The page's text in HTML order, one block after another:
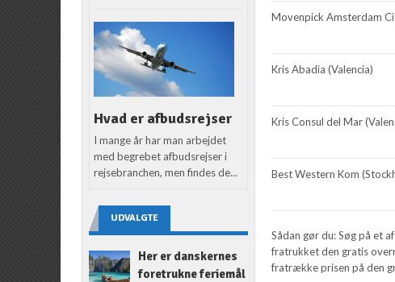
Movenpick Amsterdam
Kris Abadia (Valencia)
Kris Consul del Mar
Best Western Kom
Sådan gør du: Søg på et
fratrukket den gratis
fratrække prisen på den
Hvad er afbudsrejser
I mange år har man arbejdet
med begrebet afbudsrejser i
rejsebranchen, men findes de...
UDVALGTE
Her er danskernes
foretrukne feriemål